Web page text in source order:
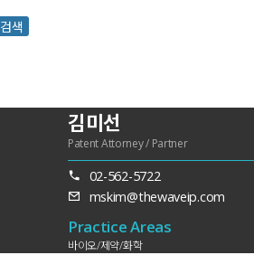
검색
김미선
Patent Attorney / Partner
02-562-5722
mskim@thewaveip.com
Practice Areas
바이오/제약/화학